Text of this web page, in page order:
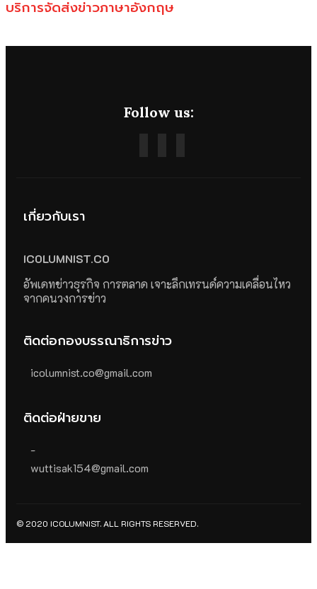
บริการจัดส่งข่าวภาษาอังกฤษ
Follow us:
เกี่ยวกับเรา
ICOLUMNIST.CO
อัพเดทข่าวธุรกิจ การตลาด เจาะลึกเทรนด์ความเคลื่อนไหว
จากคนวงการข่าว
ติดต่อกองบรรณาธิการข่าว
icolumnist.co@gmail.com
ติดต่อฝ่ายขาย
-
wuttisak154@gmail.com
© 2020 ICOLUMNIST. ALL RIGHTS RESERVED.